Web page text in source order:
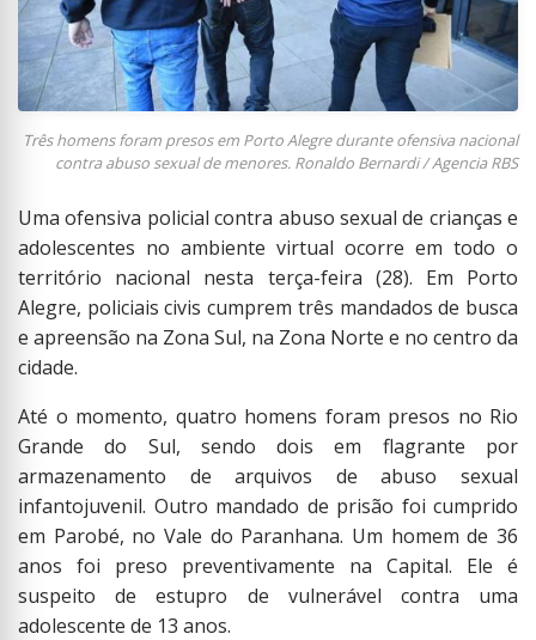
Três homens foram presos em Porto Alegre durante ofensiva nacional
contra abuso sexual de menores. Ronaldo Bernardi / Agencia RBS
Uma ofensiva policial contra abuso sexual de crianças e
adolescentes no ambiente virtual ocorre em todo o
território nacional nesta terça-feira (28). Em Porto
Alegre, policiais civis cumprem três mandados de busca
e apreensão na Zona Sul, na Zona Norte e no centro da
cidade.
Até o momento, quatro homens foram presos no Rio
Grande do Sul, sendo dois em flagrante por
armazenamento de arquivos de abuso sexual
infantojuvenil. Outro mandado de prisão foi cumprido
em Parobé, no Vale do Paranhana. Um homem de 36
anos foi preso preventivamente na Capital. Ele é
suspeito de estupro de vulnerável contra uma
adolescente de 13 anos.